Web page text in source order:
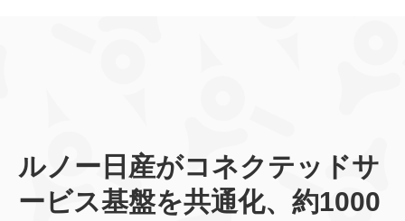
ルノー日産がコネクテッドサ
ービス基盤を共通化、約1000